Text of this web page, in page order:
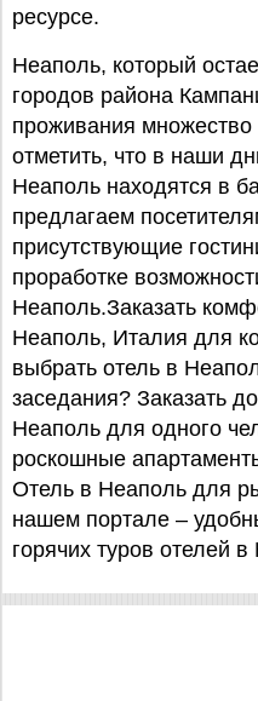
ресурсе.
Неаполь, который
городов района
проживания
отметить, что в наши
Неаполь находятся в
предлагаем
присутствующие
проработке
Неаполь.Заказать
Неаполь, Италия для
выбрать отель в
заседания? Заказать
Неаполь для одного
роскошные
Отель в Неаполь для
нашем портале –
горячих туров отелей